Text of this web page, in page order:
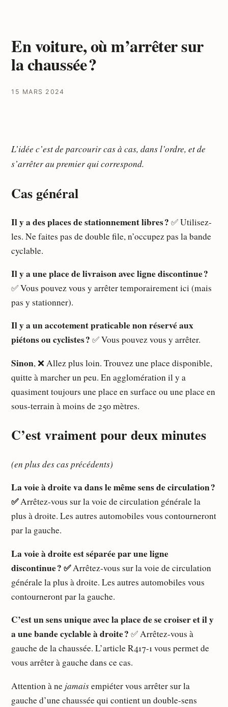
En voiture, où m’arrêter sur
la chaussée ?
15 MARS 2024
L’idée c’est de parcourir cas à cas, dans l’ordre, et de
s’arrêter au premier qui correspond.
Cas général
Il y a des places de stationnement libres ? ✅ Utilisez-
les. Ne faites pas de double file, n’occupez pas la bande
cyclable.
Il y a une place de livraison avec ligne discontinue ?
✅ Vous pouvez vous y arrêter temporairement ici (mais
pas y stationner).
Il y a un accotement praticable non réservé aux
piétons ou cyclistes ? ✅ Vous pouvez vous y arrêter.
Sinon, ❌ Allez plus loin. Trouvez une place disponible,
quitte à marcher un peu. En agglomération il y a
quasiment toujours une place en surface ou une place en
sous-terrain à moins de 250 mètres.
C’est vraiment pour deux minutes
(en plus des cas précédents)
La voie à droite va dans le même sens de circulation ?
✅Arrêtez-vous sur la voie de circulation générale la
plus à droite. Les autres automobiles vous contourneront
par la gauche.
La voie à droite est séparée par une ligne
discontinue ? ✅Arrêtez-vous sur la voie de circulation
générale la plus à droite. Les autres automobiles vous
contourneront par la gauche.
C’est un sens unique avec la place de se croiser et il y
a une bande cyclable à droite ? ✅ Arrêtez-vous à
gauche de la chaussée. L’article R417-1 vous permet de
vous arrêter à gauche dans ce cas.
Attention à ne jamaisempiéter vous arrêter sur la
gauche d’une chaussée qui contient un double-sens